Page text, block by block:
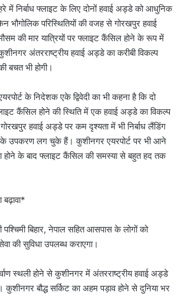
में निर्बाध फ्लाइट के लिए दोनों हवाई अड्डे को आधुनिक
परिस्थितियों की वजह से गोरखपुर हवाई
की मार यात्रियों पर फ्लाइट कैंसिल होने के रूप में
अंतरराष्ट्रीय हवाई अड्डे का करीबी विकल्प
भी होगी।
के निदेशक एके द्विवेदी का भी कहना है कि दो
कैंसिल होने की स्थिति में एक हवाई अड्डे का विकल्प
हवाई अड्डे पर कम दृश्यता में भी निर्बाध लैंडिंग
उपकरण लग चुके हैं। कुशीनगर एयरपोर्ट पर भी आने
होने के बाद फ्लाइट कैंसिल की समस्या से बहुत हद तक
बढ़ावा*
पश्चिमी बिहार, नेपाल सहित आसपास के लोगों को
की सुविधा उपलब्ध कराएगा।
स्थली होने से कुशीनगर में अंतरराष्ट्रीय हवाई अड्डे
बौद्ध सर्किट का अहम पड़ाव होने से दुनिया भर